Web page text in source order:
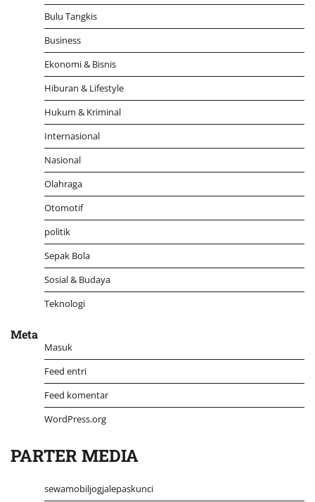
Bulu Tangkis
Business
Ekonomi & Bisnis
Hiburan & Lifestyle
Hukum & Kriminal
Internasional
Nasional
Olahraga
Otomotif
politik
Sepak Bola
Sosial & Budaya
Teknologi
Meta
Masuk
Feed entri
Feed komentar
WordPress.org
PARTER MEDIA
sewamobiljogjalepaskunci